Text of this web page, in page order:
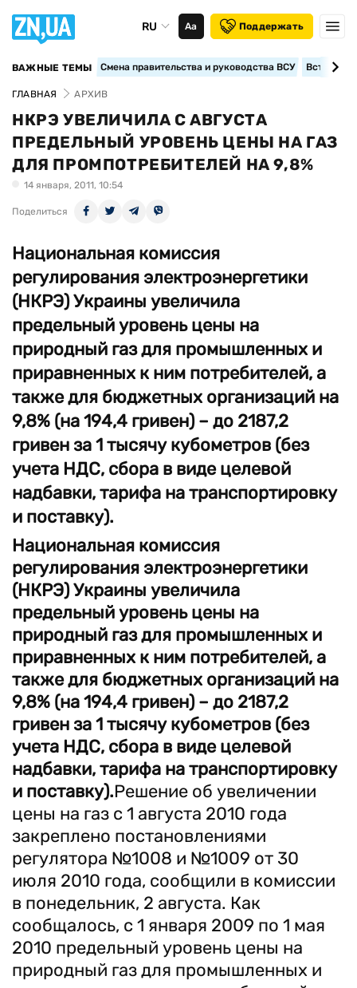
RU Аа Поддержать
ВАЖНЫЕ ТЕМЫ Смена правительства и руководства ВСУ
ГЛАВНАЯ АРХИВ
НКРЭ УВЕЛИЧИЛА С АВГУСТА
ПРЕДЕЛЬНЫЙ УРОВЕНЬ ЦЕНЫ НА ГАЗ
ДЛЯ ПРОМПОТРЕБИТЕЛЕЙ НА 9,8%
14 января, 2011, 10:54
Поделиться
Национальная комиссия
регулирования электроэнергетики
(НКРЭ) Украины увеличила
предельный уровень цены на
природный газ для промышленных и
приравненных к ним потребителей, а
также для бюджетных организаций на
9,8% (на 194,4 гривен) – до 2187,2
гривен за 1 тысячу кубометров (без
учета НДС, сбора в виде целевой
надбавки, тарифа на транспортировку
и поставку).
Национальная комиссия
регулирования электроэнергетики
(НКРЭ) Украины увеличила
предельный уровень цены на
природный газ для промышленных и
приравненных к ним потребителей, а
также для бюджетных организаций на
9,8% (на 194,4 гривен) – до 2187,2
гривен за 1 тысячу кубометров (без
учета НДС, сбора в виде целевой
надбавки, тарифа на транспортировку
и поставку).Решение об увеличении
цены на газ с 1 августа 2010 года
закреплено постановлениями
регулятора №1008 и №1009 от 30
июля 2010 года, сообщили в комиссии
в понедельник, 2 августа. Как
сообщалось, с 1 января 2009 по 1 мая
2010 предельный уровень цены на
природный газ для промышленных и